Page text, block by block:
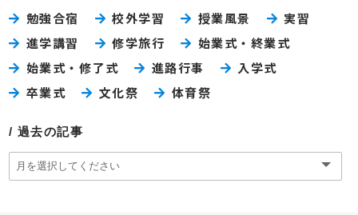
勉強合宿
校外学習 授業風景
実習
進学講習
修学旅行
始業式・終業式
始業式・修了式
進路行事
入学式
卒業式
文化祭 体育祭
過去の記事